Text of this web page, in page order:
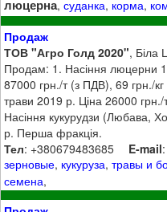
люцерна,суданка, корма,
Продаж
ТОВ "Агро Голд 2020", Біла
Продам: 1. Насіння люцерни
87000 грн./т (з ПДВ), 69 грн./
трави 2019 р. Ціна 26000
Насіння кукурудзи (Любава,
р. Перша фракція.
Тел: +380679483685 E-mail
зерновые, кукуруза,травы и
семена,